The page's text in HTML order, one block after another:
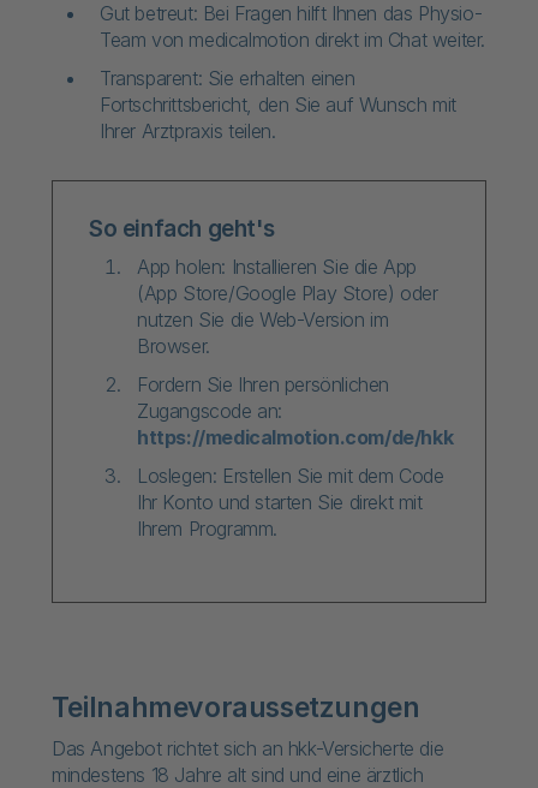
Gut betreut: Bei Fragen hilft Ihnen das Physio-
Team von medicalmotion direkt im Chat weiter.
Transparent: Sie erhalten einen
Fortschrittsbericht, den Sie auf Wunsch mit
Ihrer Arztpraxis teilen.
So einfach geht's
App holen: Installieren Sie die App
(App Store/Google Play Store) oder
nutzen Sie die Web-Version im
Browser.
Fordern Sie Ihren persönlichen
Zugangscode an:
https://medicalmotion.com/de/hkk
Loslegen: Erstellen Sie mit dem Code
Ihr Konto und starten Sie direkt mit
Ihrem Programm.
Teilnahmevoraussetzungen
Das Angebot richtet sich an hkk-Versicherte die
mindestens 18 Jahre alt sind und eine ärztlich